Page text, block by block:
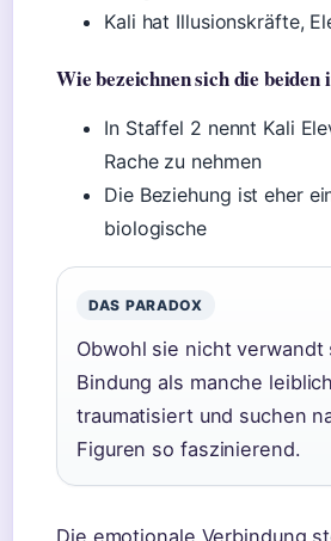
Kali hat Illusionskräfte,
Wie bezeichnen sich die beiden
In Staffel 2 nennt Kali
Rache zu nehmen
Die Beziehung ist eher
biologische
DAS PARADOX
Obwohl sie nicht
Bindung als manche
traumatisiert und suchen
Figuren so faszinierend.